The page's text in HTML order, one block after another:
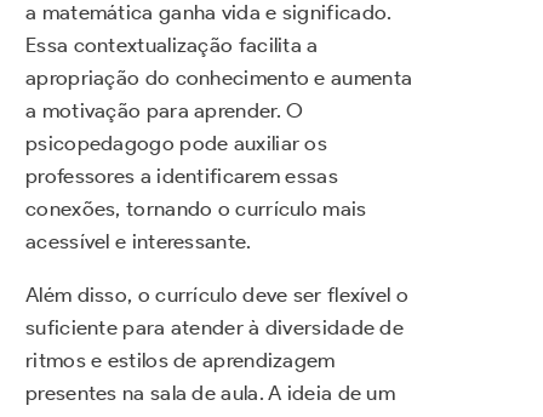
a matemática ganha vida e significado.
Essa contextualização facilita a
apropriação do conhecimento e aumenta
a motivação para aprender. O
psicopedagogo pode auxiliar os
professores a identificarem essas
conexões, tornando o currículo mais
acessível e interessante.
Além disso, o currículo deve ser flexível o
suficiente para atender à diversidade de
ritmos e estilos de aprendizagem
presentes na sala de aula. A ideia de um